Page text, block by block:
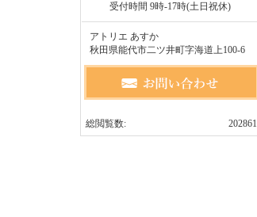
受付時間 9時-17時(土日祝休)
アトリエ あすか
秋田県能代市二ツ井町字海道上100-6
202861
総閲覧数: